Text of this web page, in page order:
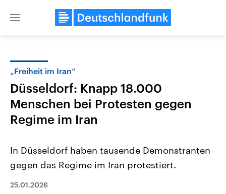
Close
2026
„Freiheit im Iran“
Düsseldorf: Knapp 18.000
Menschen bei Protesten gegen
Regime im Iran
In Düsseldorf haben tausende Demonstranten
gegen das Regime im Iran protestiert.
25.01.2026